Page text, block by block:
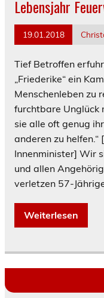
Lebensjahr
19.01.2018
Tief Betroffen
„Friederike“ ein
Menschenleben zu
furchtbare Unglück
sie alle oft genug
anderen zu
Innenminister] Wir
und allen
verletzen 57-
Weiterlesen